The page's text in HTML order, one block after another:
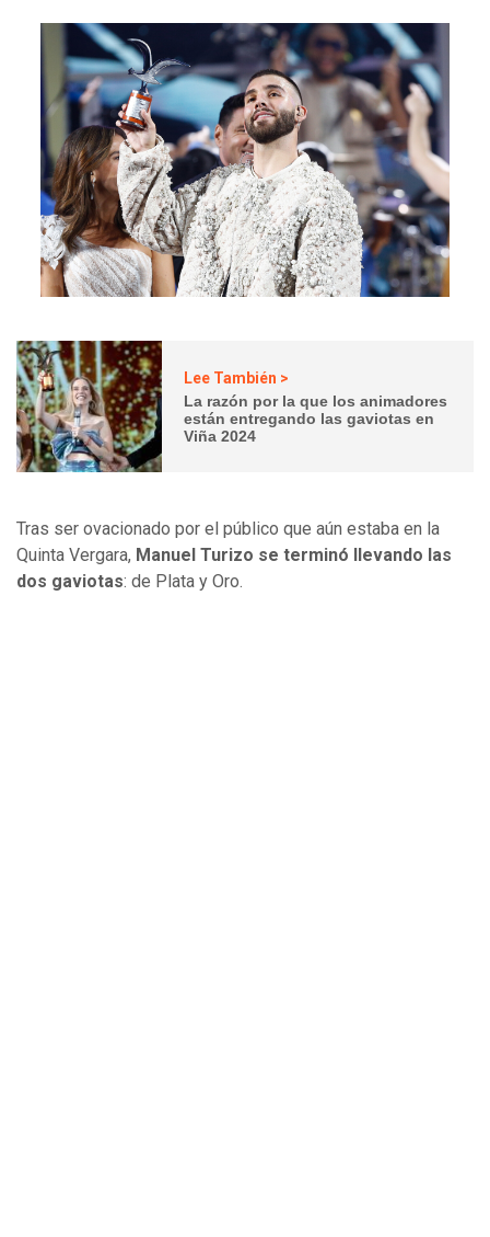
Lee También >
La razón por la que los animadores
están entregando las gaviotas en
Viña 2024
Tras ser ovacionado por el público que aún estaba en la
Quinta Vergara, Manuel Turizo se terminó llevando las
dos gaviotas: de Plata y Oro.